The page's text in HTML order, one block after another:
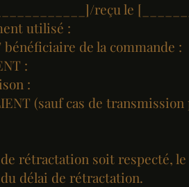
reçu le
utilisé :
de la commande :
:
:
(sauf cas de
rétractation soit respecté,
délai de rétractation.